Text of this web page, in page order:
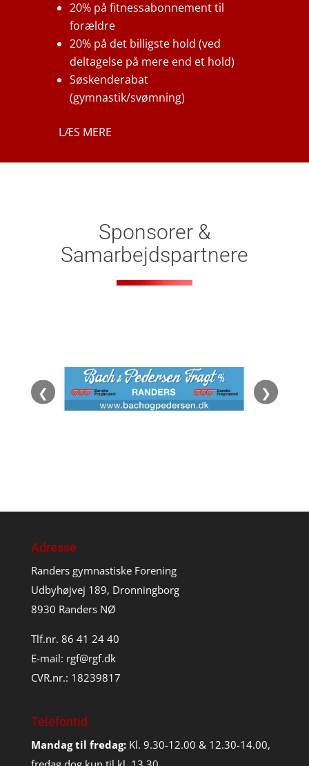
20% på fitnessabonnement til
forældre
20% på det billigste hold (ved
deltagelse på mere end et hold)
Søskenderabat
(gymnastik/svømning)
LÆS MERE
Sponsorer &
Samarbejdspartnere
❮ ❯
Adresse
Randers gymnastiske Forening
Udbyhøjvej 189, Dronningborg
8930 Randers NØ
Tlf.nr. 86 41 24 40
E-mail: rgf@rgf.dk
CVR.nr.: 18239817
Telefontid
Mandag til fredag: Kl. 9.30-12.00 & 12.30-14.00,